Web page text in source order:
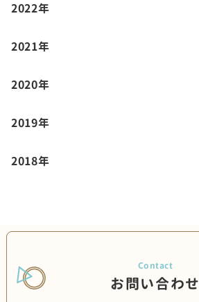
2022年
2021年
2020年
2019年
2018年
お問い合わせ